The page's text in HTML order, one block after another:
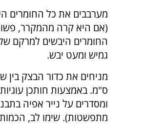
מערבבים את כל החומרים
(אם היא קרה מהמקרר,
החומרים היבשים למרקם של
גמיש ומעט יבש.
ומסדרים על נייר אפיה
מתפשטות). שימו לב,